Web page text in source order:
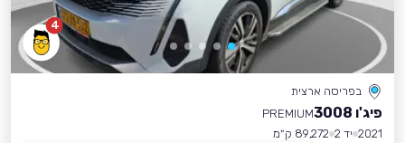
4
בפריסה ארצית
פיג'ו 3008
PREMIUM
2021 יד 2
89,272 ק״מ